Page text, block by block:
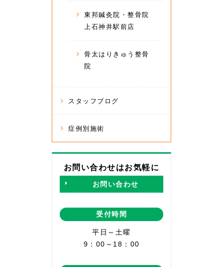
東邦鍼灸院・整骨院
上石神井駅前店
骨太はりきゅう整骨
院
スタッフブログ
症例別施術
お問い合わせはお気軽に
お問い合わせ
受付時間
平日～土曜
9：00～18：00